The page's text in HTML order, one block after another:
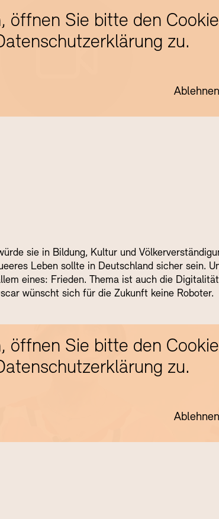
öffnen Sie bitte den
zu.
Ablehnen
sie in Bildung, Kultur und
Leben sollte in Deutschland sicher sein.
eines: Frieden. Thema ist auch die
wünscht sich für die Zukunft keine Roboter.
öffnen Sie bitte den
zu.
Ablehnen